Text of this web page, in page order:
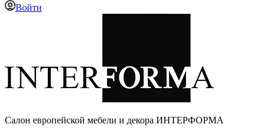
Войти
Cалон европейской мебели и декора ИНТЕРФОРМА